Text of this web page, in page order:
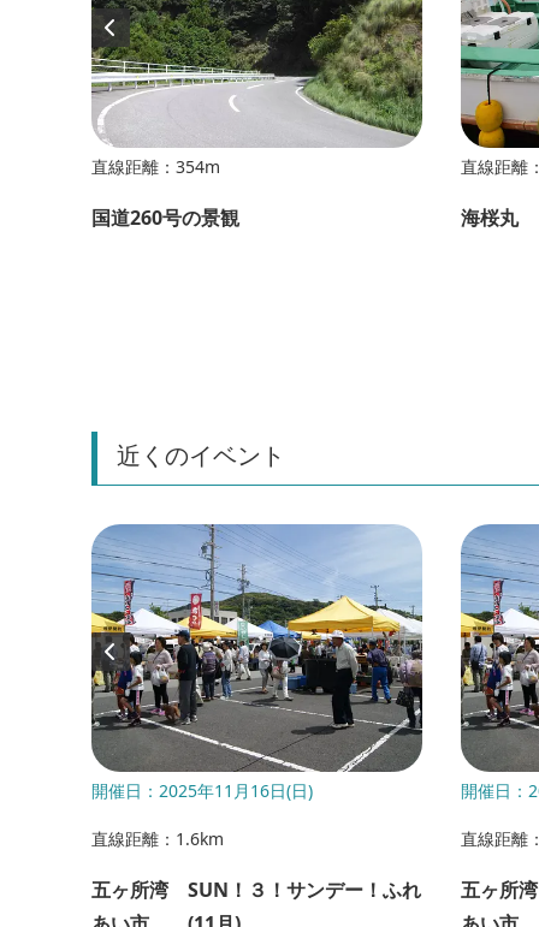
直線距離：354m
国道260号の景観
直線距離
海桜丸
近くのイベント
開催日：2025年11月16日(日)
直線距離：1.6km
五ヶ所湾 SUN！３！サンデー！ふれ
開催日：
直線距離
五ヶ所